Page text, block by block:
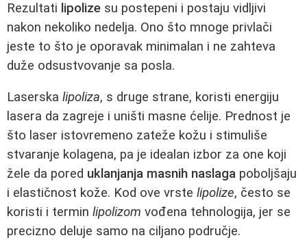
Rezultati lipolize su postepeni i postaju vidljivi
nakon nekoliko nedelja. Ono što mnoge privlači
jeste to što je oporavak minimalan i ne zahteva
duže odsustvovanje sa posla.
Laserska lipoliza, s druge strane, koristi energiju
lasera da zagreje i uništi masne ćelije. Prednost je
što laser istovremeno zateže kožu i stimuliše
stvaranje kolagena, pa je idealan izbor za one koji
žele da pored uklanjanja masnih naslaga poboljšaju
i elastičnost kože. Kod ove vrste lipolize, često se
koristi i termin lipolizom vođena tehnologija, jer se
precizno deluje samo na ciljano područje.